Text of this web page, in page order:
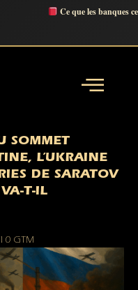
Ce que les banques
SOMMET
L’UKRAINE
DE SARATOV
T-IL
GTM